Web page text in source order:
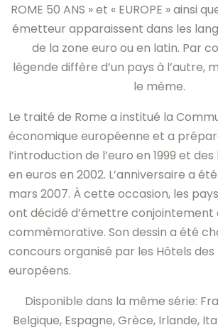
ROME 50 ANS » et « EUROPE » ainsi
émetteur apparaissent dans les
de la zone euro ou en latin. Par
légende diffère d’un pays à l’autre,
le même.
Le traité de Rome a institué la
économique européenne et a
l’introduction de l’euro en 1999 et
en euros en 2002. L’anniversaire a
mars 2007. À cette occasion, les
ont décidé d’émettre
commémorative. Son dessin a été
concours organisé par les Hôtels des
européens.
Disponible dans la même série:
Belgique, Espagne, Grèce, Irlande,